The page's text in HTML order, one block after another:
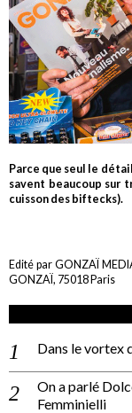
Parce que seul le
savent beaucoup sur
cuisson des biftecks).
Edité par GONZAÏ
GONZAÏ, 75018 Paris
Dans le vortex
On a parlé
Femminielli